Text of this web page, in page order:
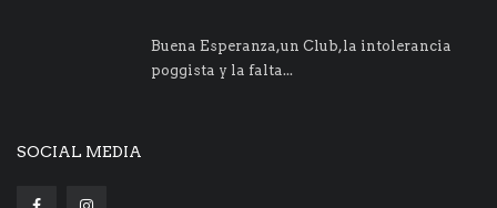
Buena Esperanza,un Club,la intolerancia
poggista y la falta...
SOCIAL MEDIA